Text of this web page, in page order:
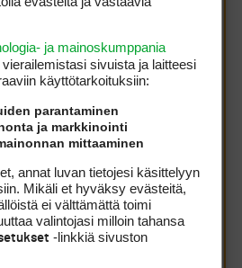
16:41:58)
(9.8.2011 12:40:01)
ymmärrä kenttien
Jos lyhyt peli
varten ovat par3 kentät tai
3000 metrin esteetkin olisi
olisi vain lyhyempi ja esteet
katettu levyillä.
käydä kierrosaikojen, jos
tiipaikalta, jolta hän
yltäisi greenille
ja mainoskumppania
sivuista ja laitteesi
käyttötarkoituksiin:
parantaminen
ja markkinointi
mittaaminen
annat luvan tietojesi käsittelyyn
Mikäli et hyväksy evästeitä,
ei välttämättä toimi
valintojasi milloin tahansa
-linkkiä sivuston